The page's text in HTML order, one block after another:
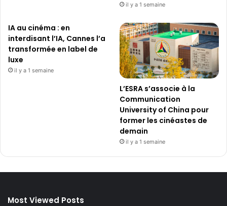
il y a 1 semaine
IA au cinéma : en
interdisant l’IA, Cannes l’a
transformée en label de
luxe
il y a 1 semaine
L’ESRA s’associe à la
Communication
University of China pour
former les cinéastes de
demain
il y a 1 semaine
Most Viewed Posts